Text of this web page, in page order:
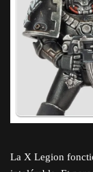
La X Legion